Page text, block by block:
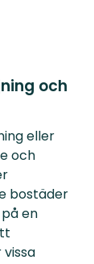
och
eller
och
bostäder
en